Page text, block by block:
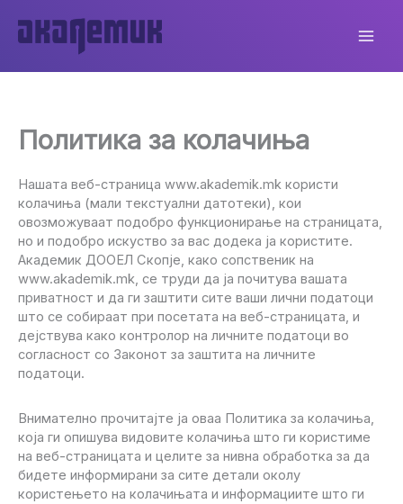
content
Политика за колачиња
Нашата веб-страница www.akademik.mk користи
колачиња (мали текстуални датотеки), кои
овозможуваат подобро функционирање на страницата,
но и подобро искуство за вас додека ја користите.
Академик ДООЕЛ Скопје, како сопственик на
www.akademik.mk, се труди да ја почитува вашата
приватност и да ги заштити сите ваши лични податоци
што се собираат при посетата на веб-страницата, и
дејствува како контролор на личните податоци во
согласност со Законот за заштита на личните
податоци.
Внимателно прочитајте ја оваа Политика за колачиња,
која ги опишува видовите колачиња што ги користиме
на веб-страницата и целите за нивна обработка за да
бидете информирани за сите детали околу
користењето на колачињата и информациите што ги